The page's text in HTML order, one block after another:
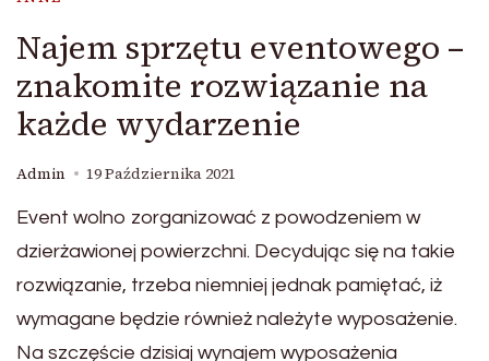
Najem sprzętu eventowego –
znakomite rozwiązanie na
każde wydarzenie
Admin 19 Października 2021
Event wolno zorganizować z powodzeniem w
dzierżawionej powierzchni. Decydując się na takie
rozwiązanie, trzeba niemniej jednak pamiętać, iż
wymagane będzie również należyte wyposażenie.
Na szczęście dzisiaj wynajem wyposażenia